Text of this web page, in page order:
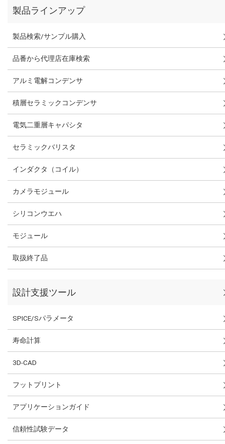
製品ラインアップ
製品検索/サンプル購入
品番から代理店在庫検索
アルミ電解コンデンサ
積層セラミックコンデンサ
電気二重層キャパシタ
セラミックバリスタ
インダクタ（コイル）
カメラモジュール
シリコンウエハ
モジュール
取扱終了品
設計支援ツール
SPICE/Sパラメータ
寿命計算
3D-CAD
フットプリント
アプリケーションガイド
信頼性試験データ